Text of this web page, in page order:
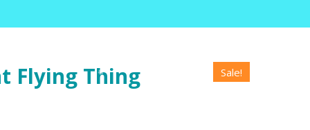
Flying Thing Sale!